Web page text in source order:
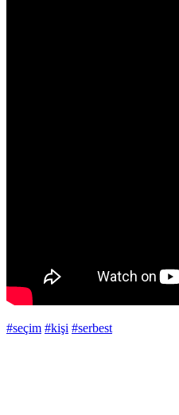
#seçim #kişi #serbest